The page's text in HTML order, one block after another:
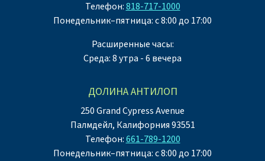
Телефон:818-717-1000
Понедельник–пятница: с 8:00 до 17:00
Расширенные часы:
Среда: 8 утра - 6 вечера
ДОЛИНА АНТИЛОП
250 Grand Cypress Avenue
Палмдейл, Калифорния 93551
Телефон:661-789-1200
Понедельник–пятница: с 8:00 до 17:00